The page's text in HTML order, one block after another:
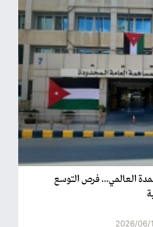
العالمي... فرص التوسع